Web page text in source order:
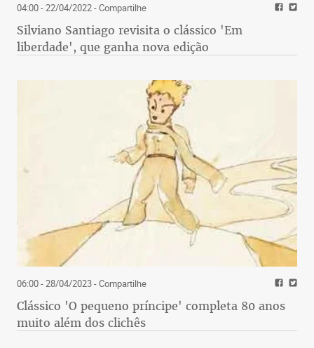
04:00 - 22/04/2022- Compartilhe
Silviano Santiago revisita o clássico 'Em
liberdade', que ganha nova edição
06:00 - 28/04/2023- Compartilhe
Clássico 'O pequeno príncipe' completa 80 anos
muito além dos clichês